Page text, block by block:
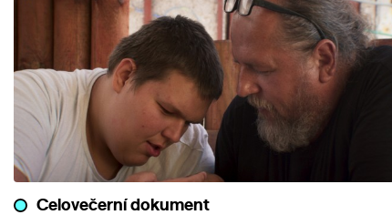
Celovečerní dokument